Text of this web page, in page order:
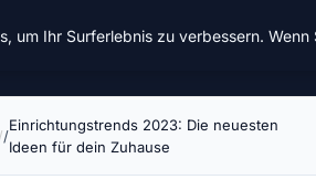
Einrichtungstrends 2023: Die neuesten
Ideen für dein Zuhause
um Ihr Surferlebnis zu verbessern.